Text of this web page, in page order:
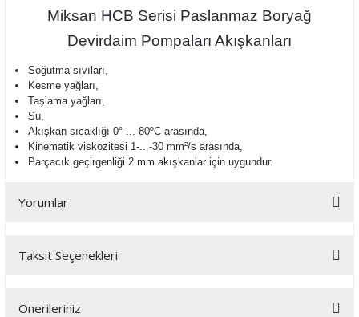
Miksan HCB Serisi Paslanmaz Boryağ
Devirdaim Pompaları Akışkanları
Soğutma sıvıları,
Kesme yağları,
Taşlama yağları,
Su,
Akışkan sıcaklığı0°-...-80ºC arasında,
Kinematik viskozitesi 1-...-30 mm²/s arasında,
Parçacık geçirgenliği 2 mmakışkanlar için uygundur.
Yorumlar
Bu ürüne ilk yorumu siz yapın!
Taksit Seçenekleri
Önerileriniz